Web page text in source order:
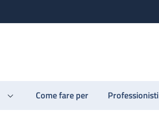
Come fare per Professionisti